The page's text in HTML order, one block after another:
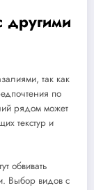
другими
так как
по
рядом может
текстур и
обвивать
Выбор видов с